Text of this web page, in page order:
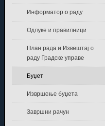
Информатор о раду
Одлуке и правилници
План рада и Извештај о
раду Градске управе
Буџет
Извршење буџета
Завршни рачун